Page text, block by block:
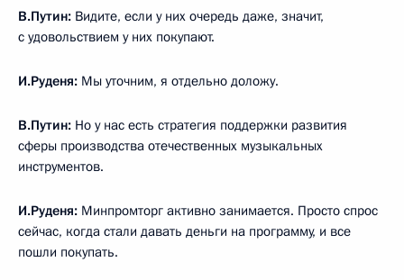
В.Путин: Видите, если у них очередь даже, значит,
с удовольствием у них покупают.
И.Руденя: Мы уточним, я отдельно доложу.
В.Путин: Но у нас есть стратегия поддержки развития
сферы производства отечественных музыкальных
инструментов.
И.Руденя: Минпромторг активно занимается. Просто спрос
сейчас, когда стали давать деньги на программу, и все
пошли покупать.